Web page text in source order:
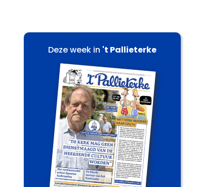
Deze week in 't Pallieterke